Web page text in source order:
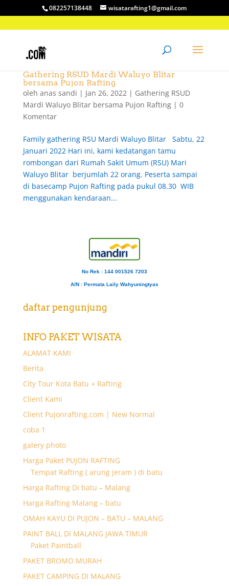
082257138448 wisatarafting1@gmail.com
Gathering RSUD Mardi Waluyo Blitar
bersama Pujon Rafting
oleh anas sandi | Jan 26, 2022| Gathering RSUD
Mardi Waluyo Blitar bersama Pujon Rafting| 0
Komentar
Family gathering RSU Mardi Waluyo Blitar Sabtu, 22
Januari 2022 Hari ini, kami kedatangan tamu
rombongan dari Rumah Sakit Umum (RSU) Mari
Waluyo Blitar berjumlah 22 orang. Peserta sampai
di basecamp Pujon Rafting pada pukul 08.30 WIB
menggunakan kendaraan...
No Rek : 144 001526 7203
A/N : Permata Laily Wahyuningtyas
daftar pengunjung
INFO PAKET WISATA
ALAMAT KAMI
Berita
City Tour Kota Batu + Rafting
Client Kami
Client Pujonrafting.com | New Normal
coba 1
galery photo
Harga Paket PUJON RAFTING
Tempat Rafting ( arung jeram ) di batu
Harga Rafting Di batu – Malang
Harga Rafting Malang – batu
OMAH KAYU DI PUJON – BATU – MALANG
PAINT BALL DI MALANG JAWA TIMUR
Paket Paintball
PAKET BROMO MURAH
PAKET CAMPING DI MALANG